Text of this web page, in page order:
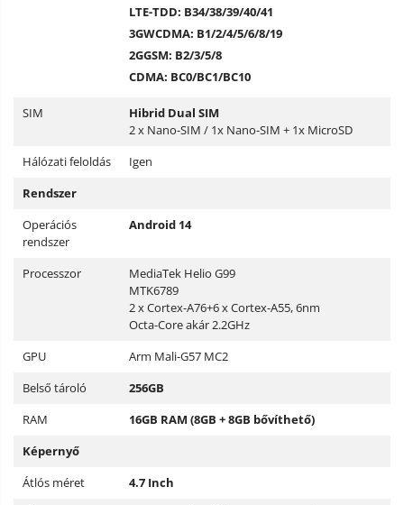
LTE-TDD: B34/38/39/40/41
3GWCDMA: B1/2/4/5/6/8/19
2GGSM: B2/3/5/8
CDMA: BC0/BC1/BC10
SIM
Hibrid Dual SIM
2 x Nano-SIM / 1x Nano-SIM + 1x MicroSD
Hálózati feloldás
Igen
Rendszer
Operációs
rendszer
Android 14
Processzor
MediaTek Helio G99
MTK6789
2 x Cortex-A76+6 x Cortex-A55, 6nm
Octa-Core akár 2.2GHz
GPU
Arm Mali-G57 MC2
Belső tároló
256GB
RAM
16GB RAM (8GB + 8GB bővíthető)
Képernyő
Átlós méret
4.7 Inch